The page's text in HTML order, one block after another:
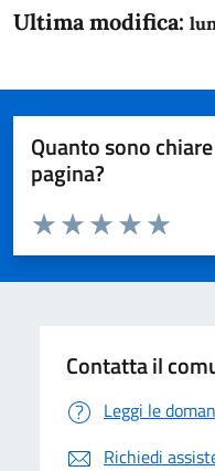
Ultima modifica:
Quanto sono
pagina?
Domanda
Valuta da 1 a 5 stelle la pagina
Valuta 5
Valuta 4
Valuta 3 stelle
Valuta 2 stelle su 5
Valuta 1 stelle su 5
Contatta il
Leggi le
Richiedi